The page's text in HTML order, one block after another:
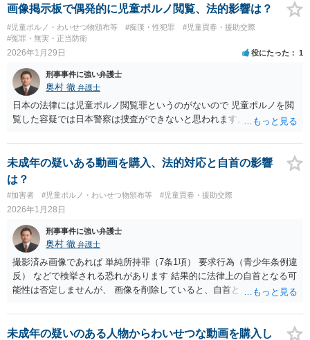
罪で逮捕され、年齢を知らないという弁解で、青少年条例違反で罰金
画像掲示板で偶発的に児童ポルノ閲覧、法的影響は？
#児童ポルノ・わいせつ物頒布等 #痴漢・性犯罪
#児童買春・援助交際
#冤罪・無実・正当防衛
2026年1月29日 役にたった 1
刑事事件に強い弁護士
奥村 徹 弁護士
日本の法律には児童ポルノ閲覧罪というのがないので 児童ポルノを閲
覧した容疑では日本警察は捜査ができないと思われます。
未成年の疑いある動画を購入、法的対応と自首の影響
は？
#加害者 #児童ポルノ・わいせつ物頒布等 #児童買春・援助交際
2026年1月28日
刑事事件に強い弁護士
奥村 徹 弁護士
撮影済み画像であれば 単純所持罪（7条1項） 要求行為（青少年条例違
反） などで検挙される恐れがあります 結果的に法律上の自首となる可
能性は否定しませんが、 画像を削除していると、自首としては受理さ
未成年の疑いのある人物からわいせつな動画を購入し